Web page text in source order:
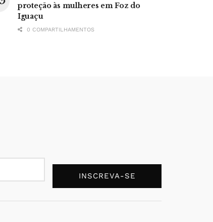
proteção às mulheres em Foz do
Iguaçu
0 COMPARTILHAMENTOS
INSCREVA-SE